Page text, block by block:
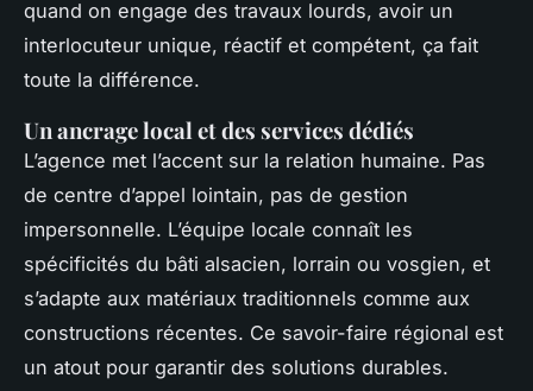
quand on engage des travaux lourds, avoir un
interlocuteur unique, réactif et compétent, ça fait
toute la différence.
Un ancrage local et des services dédiés
L’agence met l’accent sur la relation humaine. Pas
de centre d’appel lointain, pas de gestion
impersonnelle. L’équipe locale connaît les
spécificités du bâti alsacien, lorrain ou vosgien, et
s’adapte aux matériaux traditionnels comme aux
constructions récentes. Ce savoir-faire régional est
un atout pour garantir des solutions durables.